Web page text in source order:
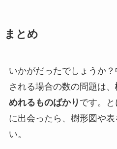
まとめ
いかがだったでしょうか
される場合の数の問題は、
めれるものばかり です。
に出会ったら、樹形図や
い。